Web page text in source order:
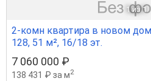
1 из 1
2-комн квартира в новом
128, 51 м², 16/18 эт.
7 060 000 ₽
138 431 ₽ за м2